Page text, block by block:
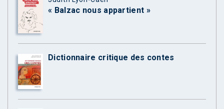
« Balzac nous appartient »
Dictionnaire critique des contes